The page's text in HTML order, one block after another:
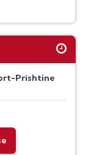
Prishtine